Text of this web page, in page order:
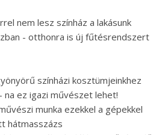
nem lesz színház a lakásunk
- otthonra is új fűtésrendszert
színházi kosztümjeinkhez
na ez igazi művészet lehet!
munka ezekkel a gépekkel
hátmasszázs